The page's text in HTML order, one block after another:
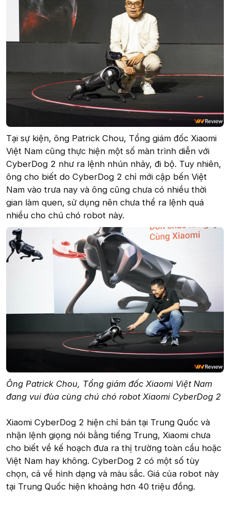
Tại sự kiện, ông Patrick Chou, Tổng giám đốc Xiaomi
Việt Nam cũng thực hiện một số màn trình diễn với
CyberDog 2 như ra lệnh nhún nhảy, đi bộ. Tuy nhiên,
ông cho biết do CyberDog 2 chỉ mới cập bến Việt
Nam vào trưa nay và ông cũng chưa có nhiều thời
gian làm quen, sử dụng nên chưa thể ra lệnh quá
nhiều cho chú chó robot này.
Ông Patrick Chou, Tổng giám đốc Xiaomi Việt Nam
đang vui đùa cùng chú chó robot Xiaomi CyberDog 2
Xiaomi CyberDog 2 hiện chỉ bán tại Trung Quốc và
nhận lệnh giọng nói bằng tiếng Trung, Xiaomi chưa
cho biết về kế hoạch đưa ra thị trường toàn cầu hoặc
Việt Nam hay không. CyberDog 2 có một số tùy
chọn, cả về hình dạng và màu sắc. Giá của robot này
tại Trung Quốc hiện khoảng hơn 40 triệu đồng.